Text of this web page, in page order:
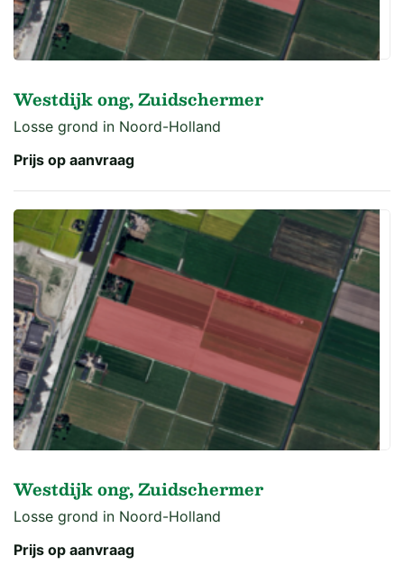
Westdijk ong, Zuidschermer
Losse grond in Noord-Holland
Prijs op aanvraag
Westdijk ong, Zuidschermer
Losse grond in Noord-Holland
Prijs op aanvraag